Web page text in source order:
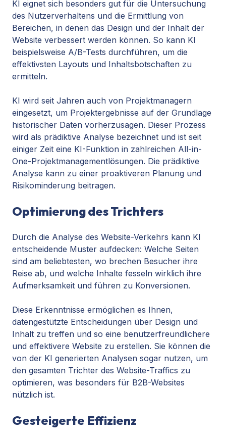
KI eignet sich besonders gut für die Untersuchung
des Nutzerverhaltens und die Ermittlung von
Bereichen, in denen das Design und der Inhalt der
Website verbessert werden können. So kann KI
beispielsweise A/B-Tests durchführen, um die
effektivsten Layouts und Inhaltsbotschaften zu
ermitteln.
KI wird seit Jahren auch von Projektmanagern
eingesetzt, um Projektergebnisse auf der Grundlage
historischer Daten vorherzusagen. Dieser Prozess
wird als prädiktive Analyse bezeichnet und ist seit
einiger Zeit eine KI-Funktion in zahlreichen All-in-
One-Projektmanagementlösungen. Die prädiktive
Analyse kann zu einer proaktiveren Planung und
Risikominderung beitragen.
Optimierung des Trichters
Durch die Analyse des Website-Verkehrs kann KI
entscheidende Muster aufdecken: Welche Seiten
sind am beliebtesten, wo brechen Besucher ihre
Reise ab, und welche Inhalte fesseln wirklich ihre
Aufmerksamkeit und führen zu Konversionen.
Diese Erkenntnisse ermöglichen es Ihnen,
datengestützte Entscheidungen über Design und
Inhalt zu treffen und so eine benutzerfreundlichere
und effektivere Website zu erstellen. Sie können die
von der KI generierten Analysen sogar nutzen, um
den gesamten Trichter des Website-Traffics zu
optimieren, was besonders für B2B-Websites
nützlich ist.
Gesteigerte Effizienz